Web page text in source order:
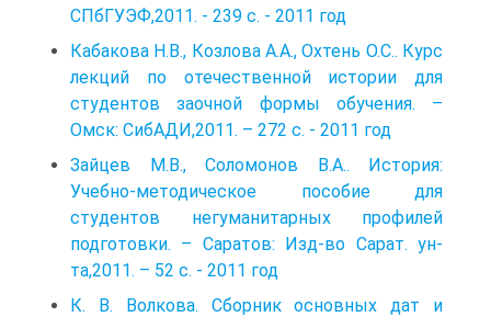
СПбГУЭФ,2011. - 239 с. - 2011 год
Кабакова Н.В., Козлова А.А., Охтень О.С.. Курс
лекций по отечественной истории для
студентов заочной формы обучения. –
Омск: СибАДИ,2011. – 272 с. - 2011 год
Зайцев М.В., Соломонов В.А.. История:
Учебно-методическое пособие для
студентов негуманитарных профилей
подготовки. – Саратов: Изд-во Сарат. ун-
та,2011. – 52 с. - 2011 год
К. В. Волкова. Сборник основных дат и